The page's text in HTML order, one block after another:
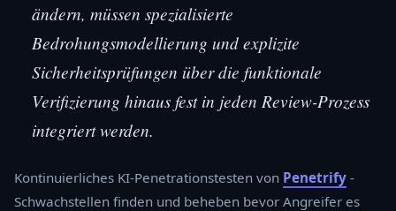
ändern, müssen spezialisierte
Bedrohungsmodellierung und explizite
Sicherheitsprüfungen über die funktionale
Verifizierung hinaus fest in jeden Review-Prozess
integriert werden.
Kontinuierliches KI-Penetrationstesten von Penetrify -
Schwachstellen finden und beheben bevor Angreifer es